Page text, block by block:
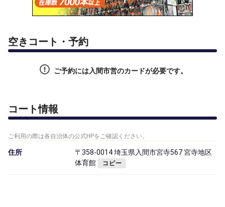
空きコート・予約
ご予約には入間市営のカードが必要です。
コート情報
ご利用の際は各自治体の公式HPをご確認ください。
住所
〒358-0014 埼玉県入間市宮寺567 宮寺地区
体育館
コピー